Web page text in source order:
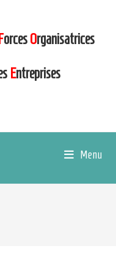
ForcesOrganisatrices
Entreprises
Menu